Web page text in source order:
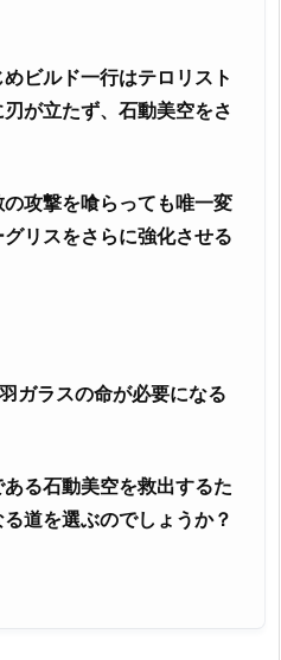
ビルド一行はテロリスト
が立たず、石動美空をさ
攻撃を喰らっても唯一変
リスをさらに強化させる
ガラスの命が必要になる
る石動美空を救出するた
道を選ぶのでしょうか？